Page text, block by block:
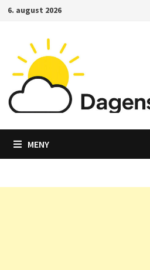
Gå6. august 2026
MENY